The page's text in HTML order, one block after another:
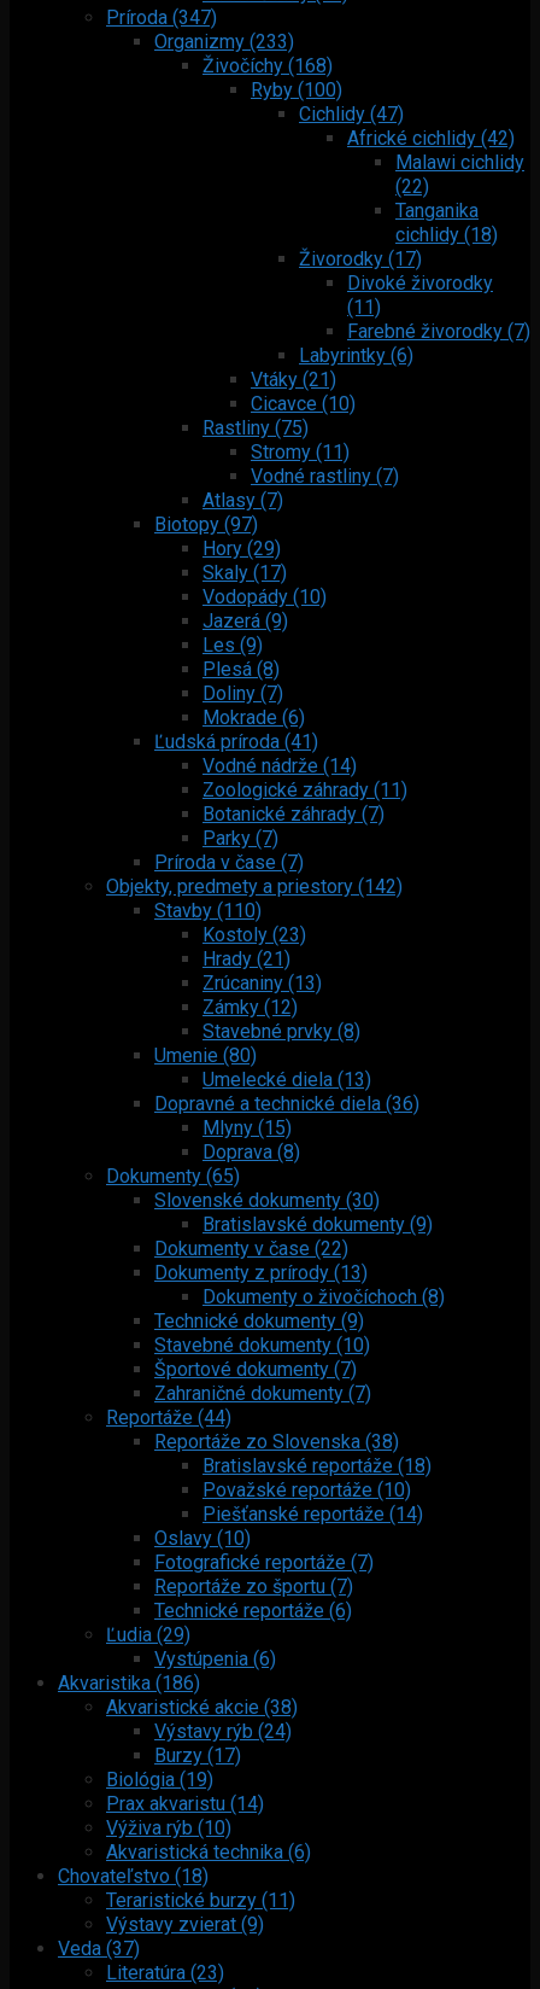
Príroda (347)
Organizmy (233)
Živočíchy (168)
Ryby (100)
Cichlidy (47)
Africké cichlidy (42)
Malawi cichlidy
(22)
Tanganika
cichlidy (18)
Živorodky (17)
Divoké živorodky
(11)
Farebné živorodky (7)
Labyrintky (6)
Vtáky (21)
Cicavce (10)
Rastliny (75)
Stromy (11)
Vodné rastliny (7)
Atlasy (7)
Biotopy (97)
Hory (29)
Skaly (17)
Vodopády (10)
Jazerá (9)
Les (9)
Plesá (8)
Doliny (7)
Mokrade (6)
Ľudská príroda (41)
Vodné nádrže (14)
Zoologické záhrady (11)
Botanické záhrady (7)
Parky (7)
Príroda v čase (7)
Objekty, predmety a priestory (142)
Stavby (110)
Kostoly (23)
Hrady (21)
Zrúcaniny (13)
Zámky (12)
Stavebné prvky (8)
Umenie (80)
Umelecké diela (13)
Dopravné a technické diela (36)
Mlyny (15)
Doprava (8)
Dokumenty (65)
Slovenské dokumenty (30)
Bratislavské dokumenty (9)
Dokumenty v čase (22)
Dokumenty z prírody (13)
Dokumenty o živočíchoch (8)
Technické dokumenty (9)
Stavebné dokumenty (10)
Športové dokumenty (7)
Zahraničné dokumenty (7)
Reportáže (44)
Reportáže zo Slovenska (38)
Bratislavské reportáže (18)
Považské reportáže (10)
Piešťanské reportáže (14)
Oslavy (10)
Fotografické reportáže (7)
Reportáže zo športu (7)
Technické reportáže (6)
Ľudia (29)
Vystúpenia (6)
Akvaristika (186)
Akvaristické akcie (38)
Výstavy rýb (24)
Burzy (17)
Biológia (19)
Prax akvaristu (14)
Výživa rýb (10)
Akvaristická technika (6)
Chovateľstvo (18)
Teraristické burzy (11)
Výstavy zvierat (9)
Veda (37)
Literatúra (23)